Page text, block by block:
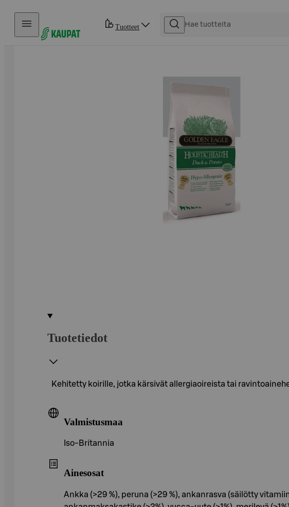
Hyppää sisältöön
Tuotteet
Tuotetiedot
Kehitetty koirille, jotka kärsivät allergiaoireista tai
Valmistusmaa
Iso-Britannia
Ainesosat
Ankka (>29 %), peruna (>29 %), ankanrasva (säilötty